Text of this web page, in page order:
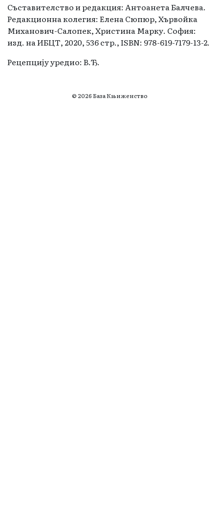
Съставителство и редакция: Антоанета Балчева.
Редакционна колегия: Eлена Сюпюр, Хървойка
Миханович-Салопек, Христина Марку. София:
изд. на ИБЦТ, 2020, 536 стр., ISBN: 978-619-7179-13-2.
Рецепцију уредио: В.Ђ.
© 2026 База Књиженство